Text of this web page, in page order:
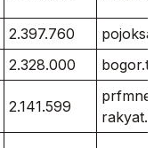
2.397.760
2.328.000
2.141.599